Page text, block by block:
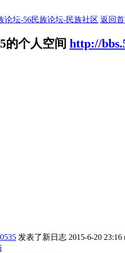
论坛-56民族论坛-民族社区 返回
的个人空间 http://
发表了新日志 2015-6-20 23:16